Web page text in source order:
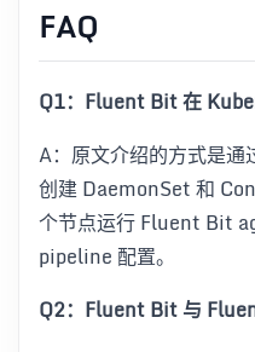
FAQ
Q1：Fluent Bit 在
A：原文介绍的方式是
创建 DaemonSet 和
个节点运行 Fluent Bit
pipeline 配置。
Q2：Fluent Bit 与